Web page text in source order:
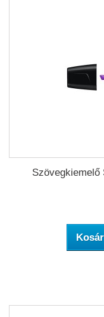
Szövegkiemelő